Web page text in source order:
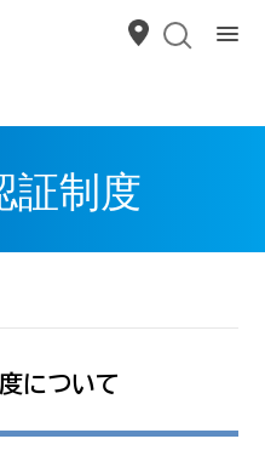
証制度
について